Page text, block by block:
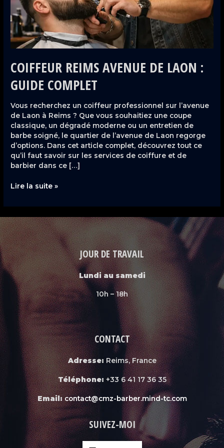
COIFFEUR REIMS AVENUE DE LAON :
GUIDE COMPLET
Vous recherchez un coiffeur professionnel sur l’avenue
de Laon à Reims ? Que vous souhaitiez une coupe
classique, un dégradé moderne ou un entretien de
barbe soigné, le quartier de l’avenue de Laon regorge
d’options. Dans cet article complet, découvrez tout ce
qu’il faut savoir sur les services de coiffure et de
barbier dans ce […]
Lire la suite »
JOUR DE TRAVAIL
Lundi au samedi
10h – 18h
CONTACT
Adresse: Reims, France
Téléphone: +33 6 41 17 36 35
Email: contact@cmz-barber.mind-tc.com
SUIVEZ-MOI